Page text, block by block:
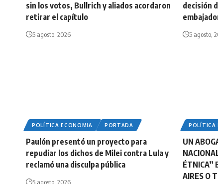
sin los votos, Bullrich y aliados acordaron
retirar el capítulo
5 agosto, 2026
decisión
5 agosto,
POLÍTICA ECONOMIA PORTADA
Paulón presentó un proyecto para
repudiar los dichos de Milei contra Lula y
reclamó una disculpa pública
5 agosto, 2026
POLÍTICA
UN
ÉTNICA”
AIRES O